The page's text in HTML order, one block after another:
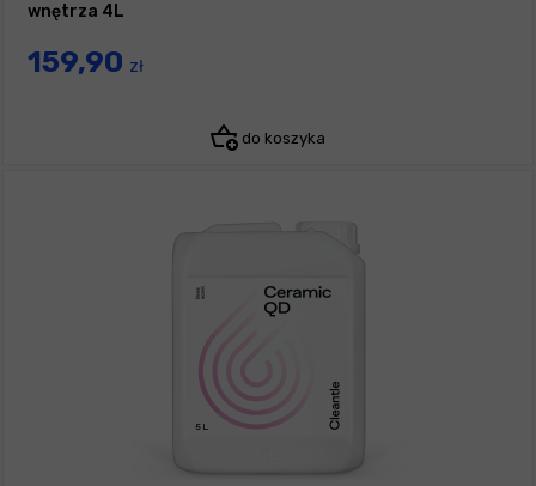
wnętrza 4L
159,90 zł
do koszyka